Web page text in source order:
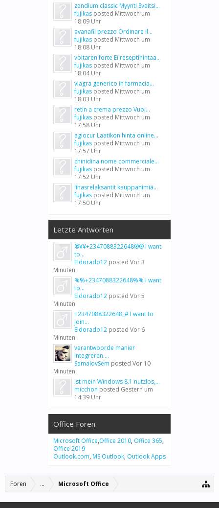
zendium classic Myynti Sveitsi...
fujikas posted Mittwoch um
18:09 Uhr
avanafil prezzo Ordinare il...
fujikas posted Mittwoch um
18:08 Uhr
voltaren forte Ei reseptihintaa...
fujikas posted Mittwoch um
18:04 Uhr
viagra generico in farmacia...
fujikas posted Mittwoch um
18:03 Uhr
retin a crema prezzo Vuoi...
fujikas posted Mittwoch um
17:58 Uhr
agiocur Laatikon hinta online...
fujikas posted Mittwoch um
17:57 Uhr
chinidina nome commerciale...
fujikas posted Mittwoch um
17:52 Uhr
lihasrelaksantit kauppanimiä...
fujikas posted Mittwoch um
17:50 Uhr
Letzte Antworten
®¥¥+2347088322648®® I want
to...
Eldorado12 posted Vor 3
Minuten
%%+2347088322648%% I want
to...
Eldorado12 posted Vor 5
Minuten
+2347088322648_# I want to
join...
Eldorado12 posted Vor 6
Minuten
verantwoorde manier
integreren....
SamalovSem posted Vor 10
Minuten
Ist mein Windows 8.1 nutzlos,...
micchon posted Gestern um
14:39 Uhr
Office Foren
Microsoft Office,Office 2010, Office 365,
Office 2019
Outlook.com, MS Outlook, Outlook Apps
Foren ... Microsoft Office